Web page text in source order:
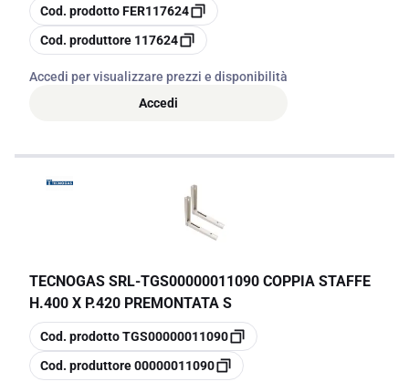
copia
Cod. prodottoFER117624
copia
Cod. produttore 117624
Accedi per visualizzare prezzi e disponibilità
Accedi
TECNOGAS SRL-TGS00000011090 COPPIA STAFFE
H.400 X P.420 PREMONTATA S
copia
Cod. prodottoTGS00000011090
copia
Cod. produttore00000011090